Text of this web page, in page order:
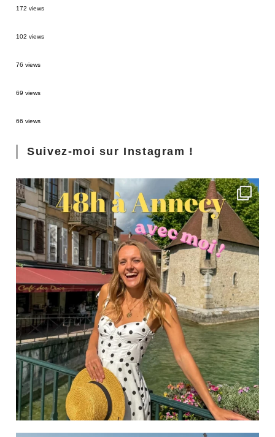
172 views
102 views
76 views
69 views
66 views
Suivez-moi sur Instagram !